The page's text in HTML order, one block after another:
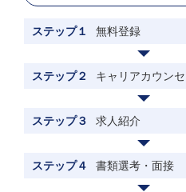
ステップ１ 無料登録
ステップ２ キャリアカウン
ステップ３ 求人紹介
ステップ４ 書類選考・面接